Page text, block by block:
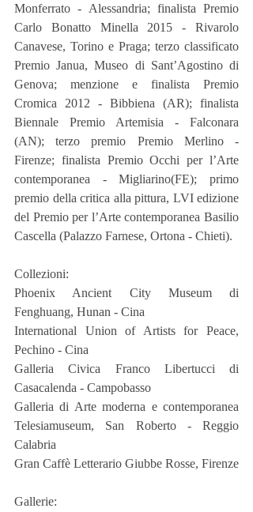
Monferrato - Alessandria; finalista Premio
Carlo Bonatto Minella 2015 - Rivarolo
Canavese, Torino e Praga; terzo classificato
Premio Janua, Museo di Sant’Agostino di
Genova; menzione e finalista Premio
Cromica 2012 - Bibbiena (AR); finalista
Biennale Premio Artemisia - Falconara
(AN); terzo premio Premio Merlino -
Firenze; finalista Premio Occhi per l’Arte
contemporanea - Migliarino(FE); primo
premio della critica alla pittura, LVI edizione
del Premio per l’Arte contemporanea Basilio
Cascella (Palazzo Farnese, Ortona - Chieti).
Collezioni:
Phoenix Ancient City Museum di
Fenghuang, Hunan - Cina
International Union of Artists for Peace,
Pechino - Cina
Galleria Civica Franco Libertucci di
Casacalenda - Campobasso
Galleria di Arte moderna e contemporanea
Telesiamuseum, San Roberto - Reggio
Calabria
Gran Caffè Letterario Giubbe Rosse, Firenze
Gallerie: